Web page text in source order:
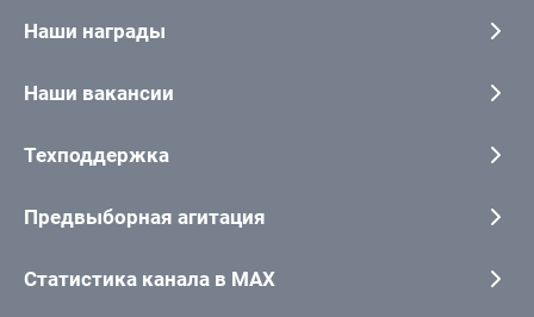
Наши награды
Наши вакансии
Техподдержка
Предвыборная агитация
Статистика канала в MAX